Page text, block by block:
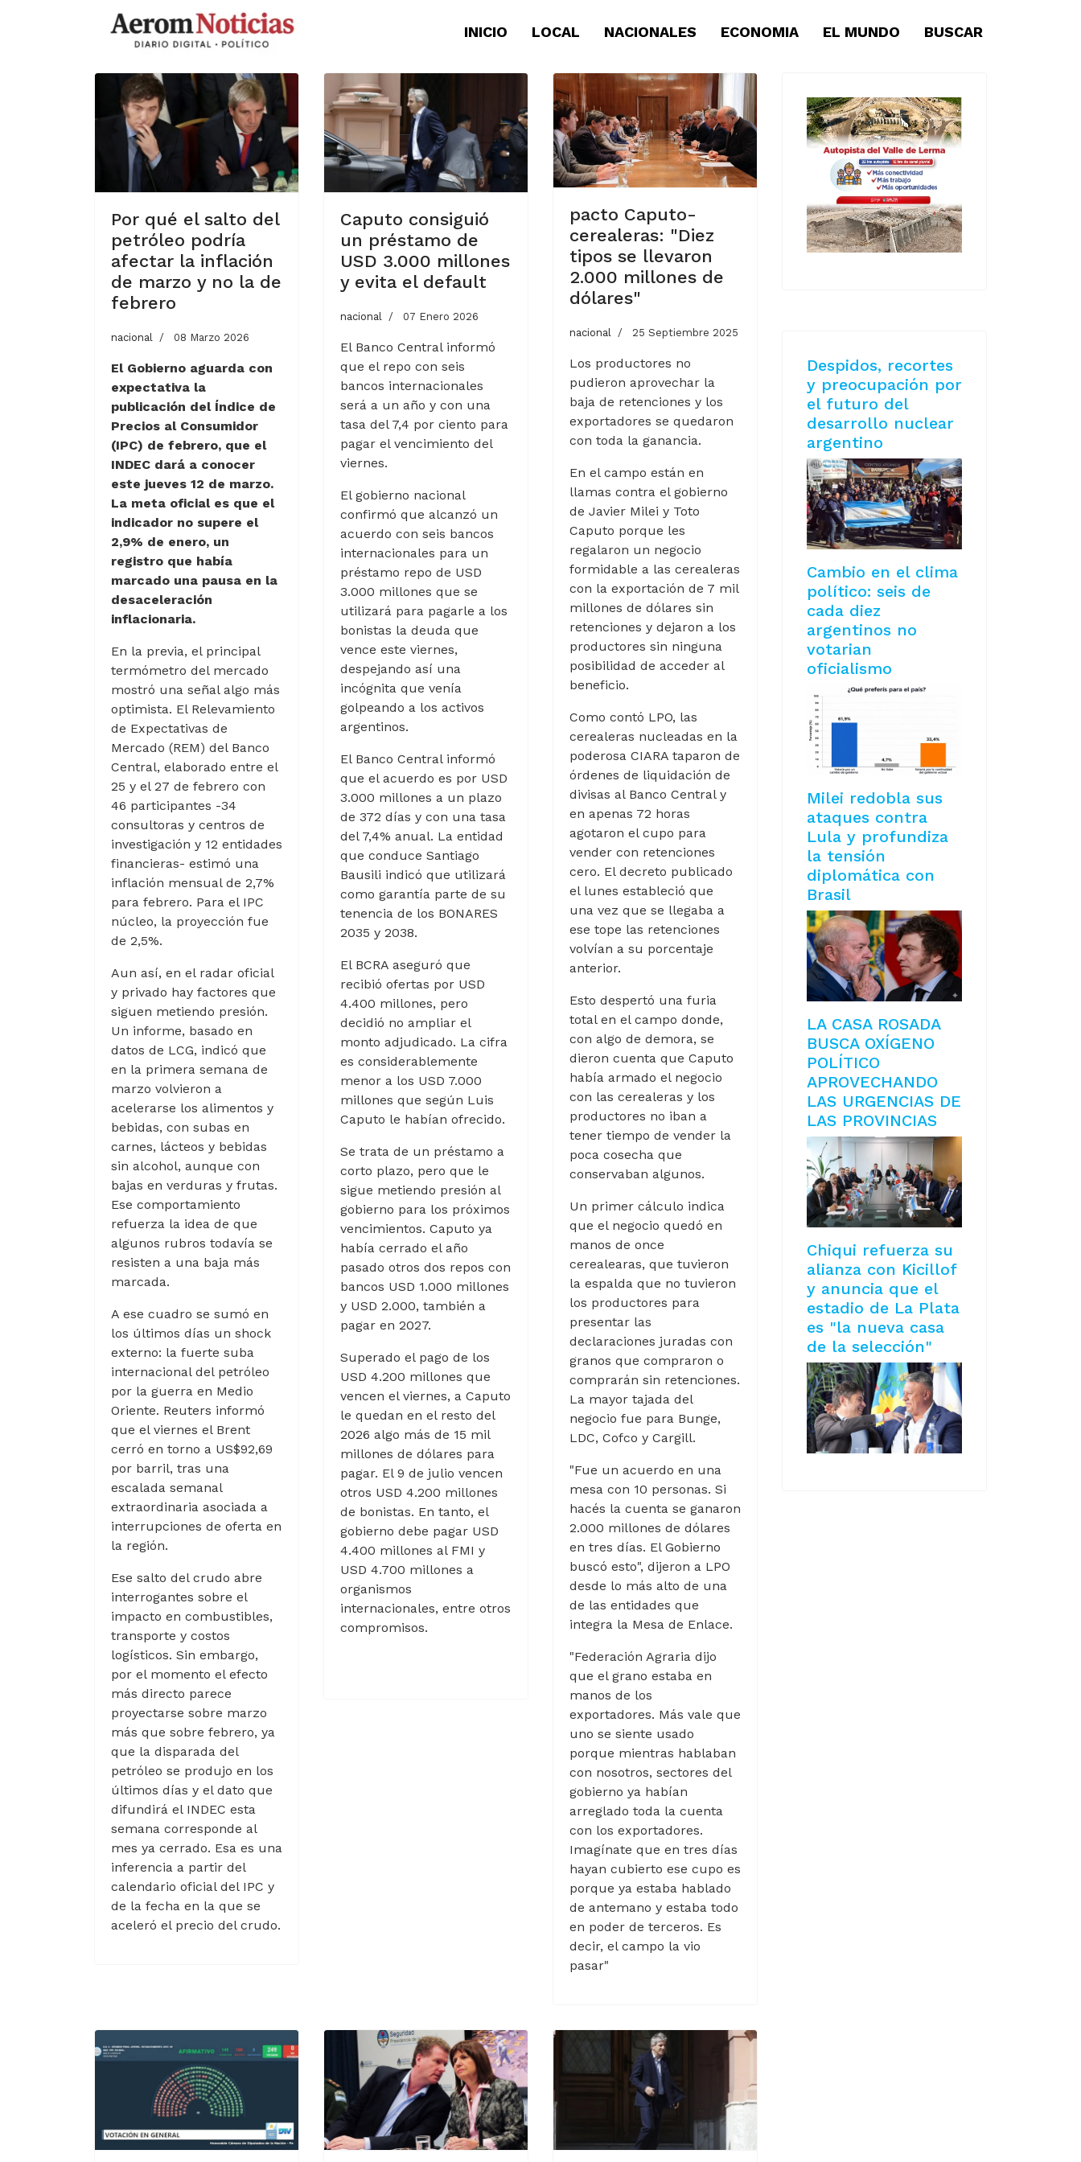
INICIO LOCAL NACIONALES ECONOMIA EL MUNDO BUSCAR
Por qué el salto del
petróleo podría
afectar la inflación
de marzo y no la de
febrero
nacional 08 Marzo 2026
El Gobierno aguarda con
expectativa la
publicación del Índice de
Precios al Consumidor
(IPC) de febrero, que el
INDEC dará a conocer
este jueves 12 de marzo.
La meta oficial es que el
indicador no supere el
2,9% de enero, un
registro que había
marcado una pausa en la
desaceleración
inflacionaria.
En la previa, el principal
termómetro del mercado
mostró una señal algo más
optimista. El Relevamiento
de Expectativas de
Mercado (REM) del Banco
Central, elaborado entre el
25 y el 27 de febrero con
46 participantes -34
consultoras y centros de
investigación y 12 entidades
financieras- estimó una
inflación mensual de 2,7%
para febrero. Para el IPC
núcleo, la proyección fue
de 2,5%.
Aun así, en el radar oficial
y privado hay factores que
siguen metiendo presión.
Un informe, basado en
datos de LCG, indicó que
en la primera semana de
marzo volvieron a
acelerarse los alimentos y
bebidas, con subas en
carnes, lácteos y bebidas
sin alcohol, aunque con
bajas en verduras y frutas.
Ese comportamiento
refuerza la idea de que
algunos rubros todavía se
resisten a una baja más
marcada.
A ese cuadro se sumó en
los últimos días un shock
externo: la fuerte suba
internacional del petróleo
por la guerra en Medio
Oriente. Reuters informó
que el viernes el Brent
cerró en torno a US$92,69
por barril, tras una
escalada semanal
extraordinaria asociada a
interrupciones de oferta en
la región.
Ese salto del crudo abre
interrogantes sobre el
impacto en combustibles,
transporte y costos
logísticos. Sin embargo,
por el momento el efecto
más directo parece
proyectarse sobre marzo
más que sobre febrero, ya
que la disparada del
petróleo se produjo en los
últimos días y el dato que
difundirá el INDEC esta
semana corresponde al
mes ya cerrado. Esa es una
inferencia a partir del
calendario oficial del IPC y
de la fecha en la que se
aceleró el precio del crudo.
Caputo consiguió
un préstamo de
USD 3.000 millones
y evita el default
nacional 07 Enero 2026
El Banco Central informó
que el repo con seis
bancos internacionales
será a un año y con una
tasa del 7,4 por ciento para
pagar el vencimiento del
viernes.
El gobierno nacional
confirmó que alcanzó un
acuerdo con seis bancos
internacionales para un
préstamo repo de USD
3.000 millones que se
utilizará para pagarle a los
bonistas la deuda que
vence este viernes,
despejando así una
incógnita que venía
golpeando a los activos
argentinos.
El Banco Central informó
que el acuerdo es por USD
3.000 millones a un plazo
de 372 días y con una tasa
del 7,4% anual. La entidad
que conduce Santiago
Bausili indicó que utilizará
como garantía parte de su
tenencia de los BONARES
2035 y 2038.
El BCRA aseguró que
recibió ofertas por USD
4.400 millones, pero
decidió no ampliar el
monto adjudicado. La cifra
es considerablemente
menor a los USD 7.000
millones que según Luis
Caputo le habían ofrecido.
Se trata de un préstamo a
corto plazo, pero que le
sigue metiendo presión al
gobierno para los próximos
vencimientos. Caputo ya
había cerrado el año
pasado otros dos repos con
bancos USD 1.000 millones
y USD 2.000, también a
pagar en 2027.
Superado el pago de los
USD 4.200 millones que
vencen el viernes, a Caputo
le quedan en el resto del
2026 algo más de 15 mil
millones de dólares para
pagar. El 9 de julio vencen
otros USD 4.200 millones
de bonistas. En tanto, el
gobierno debe pagar USD
4.400 millones al FMI y
USD 4.700 millones a
organismos
internacionales, entre otros
compromisos.
pacto Caputo-
cerealeras: "Diez
tipos se llevaron
2.000 millones de
dólares"
nacional 25 Septiembre 2025
Los productores no
pudieron aprovechar la
baja de retenciones y los
exportadores se quedaron
con toda la ganancia.
En el campo están en
llamas contra el gobierno
de Javier Milei y Toto
Caputo porque les
regalaron un negocio
formidable a las cerealeras
con la exportación de 7 mil
millones de dólares sin
retenciones y dejaron a los
productores sin ninguna
posibilidad de acceder al
beneficio.
Como contó LPO, las
cerealeras nucleadas en la
poderosa CIARA taparon de
órdenes de liquidación de
divisas al Banco Central y
en apenas 72 horas
agotaron el cupo para
vender con retenciones
cero. El decreto publicado
el lunes estableció que
una vez que se llegaba a
ese tope las retenciones
volvían a su porcentaje
anterior.
Esto despertó una furia
total en el campo donde,
con algo de demora, se
dieron cuenta que Caputo
había armado el negocio
con las cerealeras y los
productores no iban a
tener tiempo de vender la
poca cosecha que
conservaban algunos.
Un primer cálculo indica
que el negocio quedó en
manos de once
cerealearas, que tuvieron
la espalda que no tuvieron
los productores para
presentar las
declaraciones juradas con
granos que compraron o
comprarán sin retenciones.
La mayor tajada del
negocio fue para Bunge,
LDC, Cofco y Cargill.
"Fue un acuerdo en una
mesa con 10 personas. Si
hacés la cuenta se ganaron
2.000 millones de dólares
en tres días. El Gobierno
buscó esto", dijeron a LPO
desde lo más alto de una
de las entidades que
integra la Mesa de Enlace.
"Federación Agraria dijo
que el grano estaba en
manos de los
exportadores. Más vale que
uno se siente usado
porque mientras hablaban
con nosotros, sectores del
gobierno ya habían
arreglado toda la cuenta
con los exportadores.
Imagínate que en tres días
hayan cubierto ese cupo es
porque ya estaba hablado
de antemano y estaba todo
en poder de terceros. Es
decir, el campo la vio
pasar"
Despidos, recortes
y preocupación por
el futuro del
desarrollo nuclear
argentino
Cambio en el clima
político: seis de
cada diez
argentinos no
votarian
oficialismo
Milei redobla sus
ataques contra
Lula y profundiza
la tensión
diplomática con
Brasil
LA CASA ROSADA
BUSCA OXÍGENO
POLÍTICO
APROVECHANDO
LAS URGENCIAS DE
LAS PROVINCIAS
Chiqui refuerza su
alianza con Kicillof
y anuncia que el
estadio de La Plata
es "la nueva casa
de la selección"